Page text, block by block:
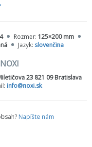
s nedostatočným
Naopak neistý
alebo ich berie príliš
Čo s tým?
vedomie vlastnej
frustrácie, smútku
zo samého seba.
Rozmer: 125×200 mm
Jazyk: slovenčina
23 821 09 Bratislava
info@noxi.sk
Napíšte nám